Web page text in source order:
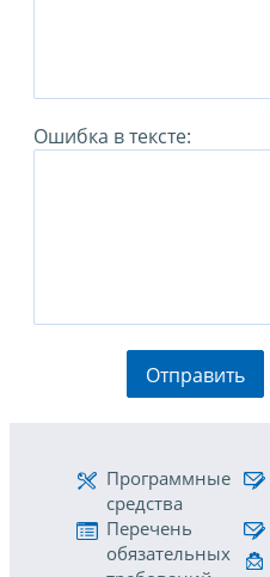
Ошибка в тексте:
Отправить
Программные
средства
Перечень
обязательных